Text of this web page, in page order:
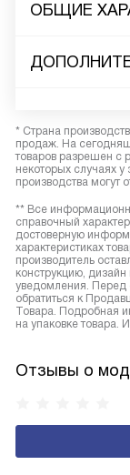
ОБЩИЕ
* Страна
продаж. На
товаров разрешен с
некоторых случаях у
производства могут
** Все
справочный
достоверную
характеристиках
производитель
конструкцию,
уведомления. Перед
обратиться к
Товара. Подробная
на упаковке
Отзывы о